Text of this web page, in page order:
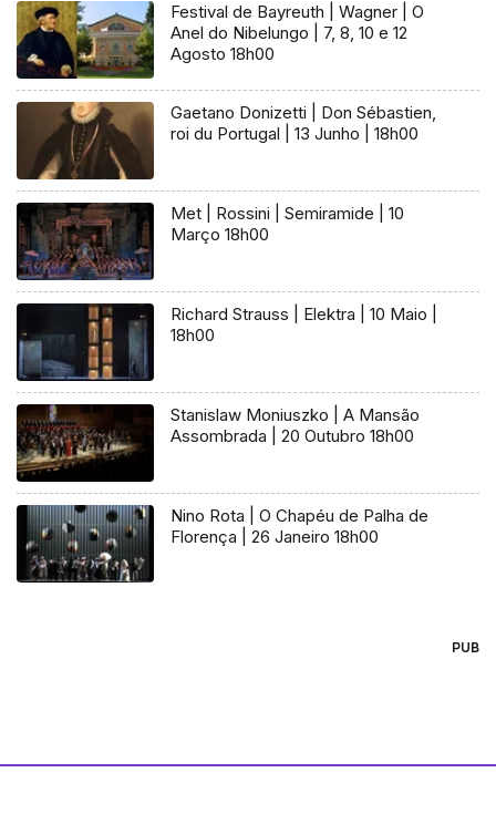
Festival de Bayreuth | Wagner | O
Anel do Nibelungo | 7, 8, 10 e 12
Agosto 18h00
Gaetano Donizetti | Don Sébastien,
roi du Portugal | 13 Junho | 18h00
Met | Rossini | Semiramide | 10
Março 18h00
Richard Strauss | Elektra | 10 Maio |
18h00
Stanislaw Moniuszko | A Mansão
Assombrada | 20 Outubro 18h00
Nino Rota | O Chapéu de Palha de
Florença | 26 Janeiro 18h00
PUB